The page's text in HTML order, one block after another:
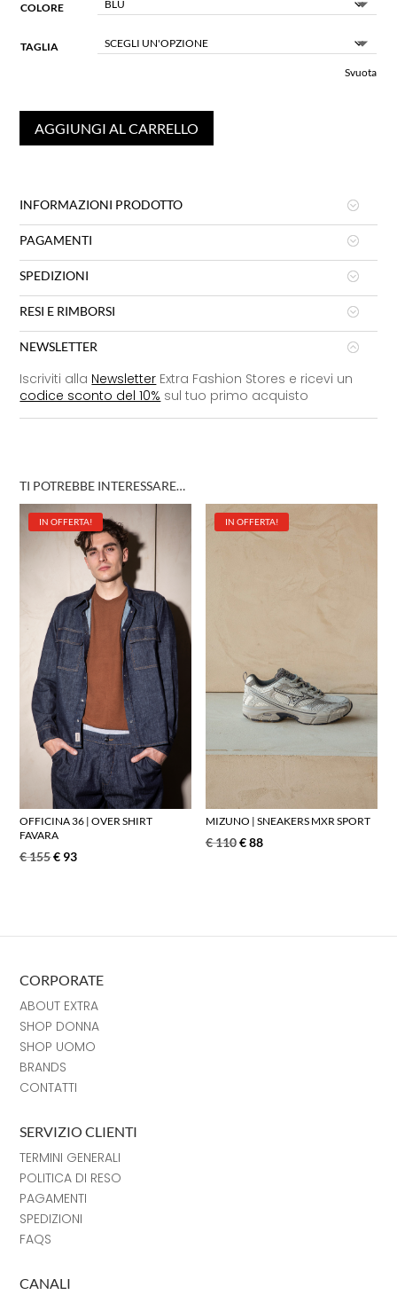
COLORE
TAGLIA
Svuota
AGGIUNGI AL CARRELLO
INFORMAZIONI PRODOTTO
PAGAMENTI
SPEDIZIONI
RESI E RIMBORSI
NEWSLETTER
Iscriviti alla Newsletter Extra Fashion Stores e ricevi un
codice sconto del 10% sul tuo primo acquisto
TI POTREBBE INTERESSARE…
IN OFFERTA!
OFFICINA 36 | OVER SHIRT
FAVARA
€155€ 93
IN OFFERTA!
MIZUNO | SNEAKERS MXR SPORT
€110€88
CORPORATE
ABOUT EXTRA
SHOP DONNA
SHOP UOMO
BRANDS
CONTATTI
SERVIZIO CLIENTI
TERMINI GENERALI
POLITICA DI RESO
PAGAMENTI
SPEDIZIONI
FAQS
CANALI